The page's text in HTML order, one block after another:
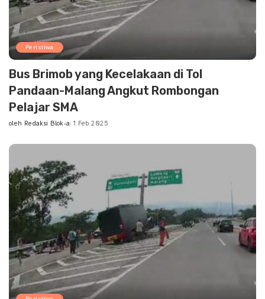
Peristiwa
Bus Brimob yang Kecelakaan di Tol
Pandaan-Malang Angkut Rombongan
Pelajar SMA
Posted
oleh Redaksi Blok-a 1 Feb 2025